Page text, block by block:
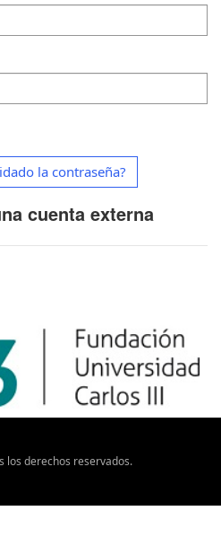
la contraseña?
cuenta externa
los derechos reservados.